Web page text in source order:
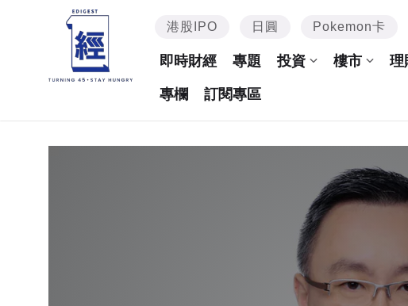
港股IPO 日圓 Pokemon卡
即時財經 專題 投資 樓市 理
專欄 訂閱專區